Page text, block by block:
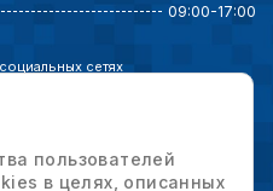
09:00-17:00
сетях
пользователей
в целях, описанных